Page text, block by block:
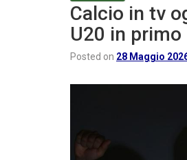
Calcio in tv
U20 in primo
Posted on 28 Maggio